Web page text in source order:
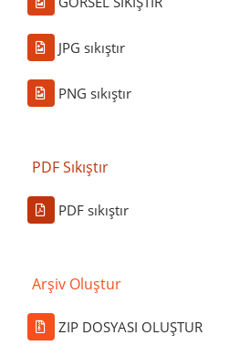
JPG sıkıştır
PNG sıkıştır
PDF Sıkıştır
PDF sıkıştır
Arşiv Oluştur
ZIP DOSYASI OLUŞTUR